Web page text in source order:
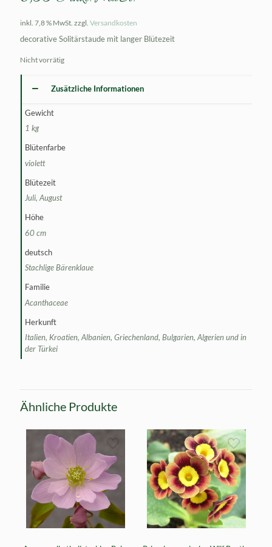
inkl. 7,8 % MwSt. zzgl. Versandkosten
decorative Solitärstaude mit langer Blütezeit
Nicht vorrätig
Zusätzliche Informationen
Gewicht
1 kg
Blütenfarbe
violett
Blütezeit
Juli, August
Höhe
60 cm
deutsch
Stachlige Bärenklaue
Familie
Acanthaceae
Herkunft
Italien, Kroatien, Albanien, Griechenland, Bulgarien, Algerien und in
der Türkei
Ähnliche Produkte